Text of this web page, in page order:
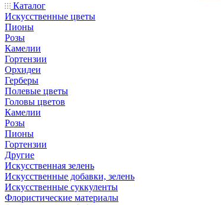
Каталог
Искусственные цветы
Пионы
Розы
Камелии
Гортензии
Орхидеи
Герберы
Полевые цветы
Головы цветов
Камелии
Розы
Пионы
Гортензии
Другие
Искусственная зелень
Искусственные добавки, зелень
Искусственные суккуленты
Флористические материалы